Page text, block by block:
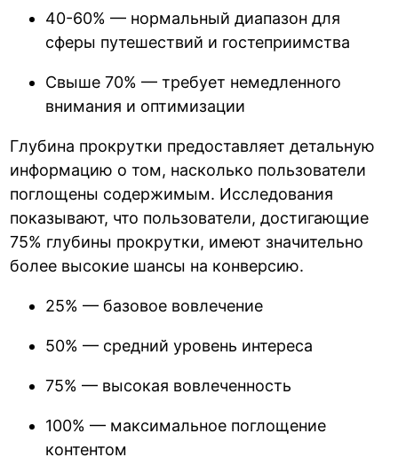
40-60% — нормальный диапазон для
сферы путешествий и гостеприимства
Свыше 70% — требует немедленного
внимания и оптимизации
Глубина прокрутки предоставляет детальную
информацию о том, насколько пользователи
поглощены содержимым. Исследования
показывают, что пользователи, достигающие
75% глубины прокрутки, имеют значительно
более высокие шансы на конверсию.
25% — базовое вовлечение
50% — средний уровень интереса
75% — высокая вовлеченность
100% — максимальное поглощение
контентом